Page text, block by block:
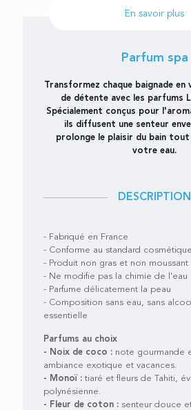
En savoir plus
Parfum spa
Transformez chaque baignade en
de détente avec les parfums
Spécialement conçus pour
ils diffusent une senteur
prolonge le plaisir du bain
votre eau.
DESCRIPTION
- Fabriqué en France
- Conforme au standard cosmétique
- Produit non gras et non moussant
- Ne modifie pas la chimie de l'eau
- Parfume délicatement la peau
- Composition sans eau, sans
essentielle
Parfums au choix
- Noix de coco : note gourmande
ambiance exotique et vacances.
- Monoï : tiaré et fleurs de Tahiti,
polynésienne.
- Fleur de coton : senteur douce